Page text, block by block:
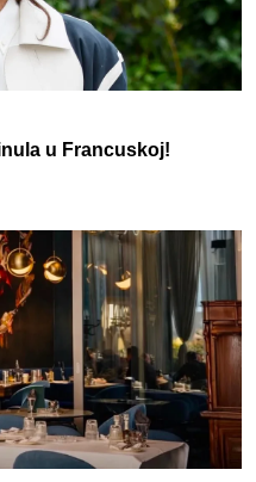
u Francuskoj!